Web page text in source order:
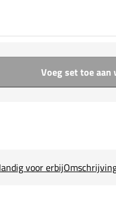
Voeg set toe aan
voor erbij